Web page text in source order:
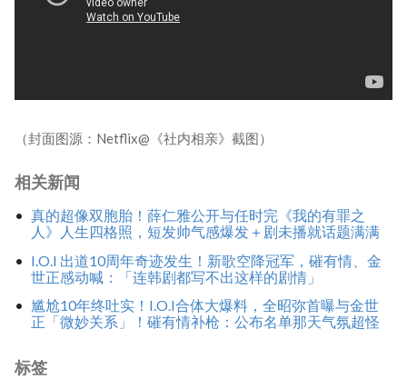
（封面图源：Netflix@《社内相亲》截图）
相关新闻
真的超像双胞胎！薛仁雅公开与任时完《我的有罪之
人》人生四格照，短发帅气感爆发＋剧未播就话题满满
I.O.I 出道10周年奇迹发生！新歌空降冠军，磪有情、金
世正感动喊：「连韩剧都写不出这样的剧情」
尴尬10年终吐实！I.O.I合体大爆料，全昭弥首曝与金世
正「微妙关系」！磪有情补枪：公布名单那天气氛超怪
标签